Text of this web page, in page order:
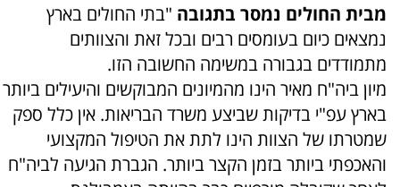
מבית החולים נמסר בתגובה "בתי החולים בארץ
נמצאים כיום בעומסים רבים ובכל זאת והצוותים
מתמודדים בגבורה במשימה החשובה הזו.
מיון ביה"ח מאיר הינו מהמיונים המבוקשים והיעילים ביותר
בארץ עפ"י בדיקות שביצע משרד הבריאות. אין כלל ספק
שמטרתו של הצוות הינו לתת את הטיפול המקצועי
והאכפתי ביותר בזמן הקצר ביותר. הגברת הגיעה לביה"ח